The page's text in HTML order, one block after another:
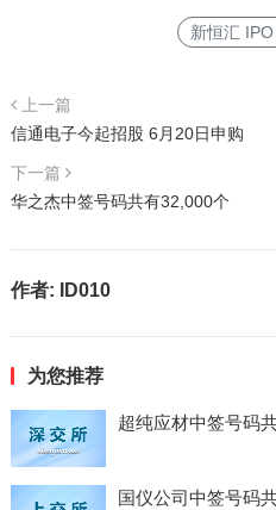
新恒汇
上一篇
信通电子今起招股 6月20日申购
下一篇
华之杰中签号码共有32,000个
作者: ID010
为您推荐
超纯应材中签号码
国仪公司中签号码